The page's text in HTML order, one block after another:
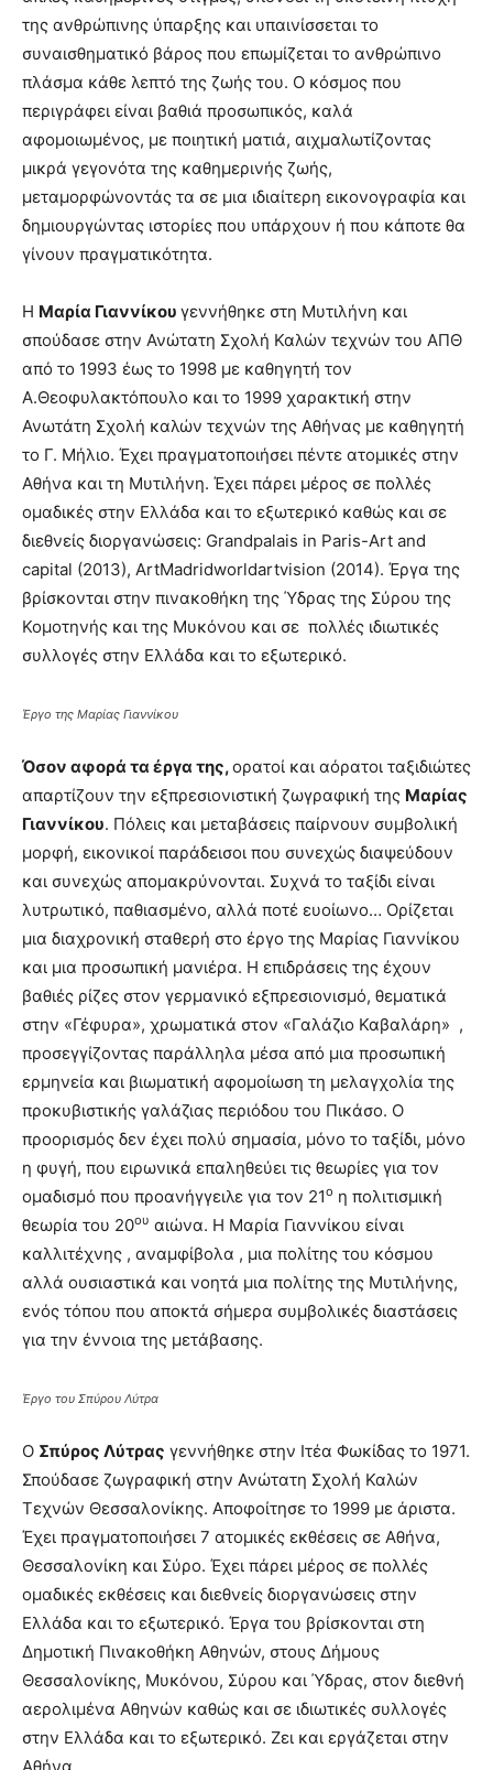
της ανθρώπινης ύπαρξης και υπαινίσσεται το
συναισθηματικό βάρος που επωμίζεται το ανθρώπινο
πλάσμα κάθε λεπτό της ζωής του. Ο κόσμος που
περιγράφει είναι βαθιά προσωπικός, καλά
αφομοιωμένος, με ποιητική ματιά, αιχμαλωτίζοντας
μικρά γεγονότα της καθημερινής ζωής,
μεταμορφώνοντάς τα σε μια ιδιαίτερη εικονογραφία και
δημιουργώντας ιστορίες που υπάρχουν ή που κάποτε θα
γίνουν πραγματικότητα.
Η Μαρία Γιαννίκου γεννήθηκε στη Μυτιλήνη και
σπούδασε στην Ανώτατη Σχολή Καλών τεχνών του ΑΠΘ
από το 1993 έως το 1998 με καθηγητή τον
Α.Θεοφυλακτόπουλο και το 1999 χαρακτική στην
Ανωτάτη Σχολή καλών τεχνών της Αθήνας με καθηγητή
το Γ. Μήλιο. Έχει πραγματοποιήσει πέντε ατομικές στην
Αθήνα και τη Μυτιλήνη. Έχει πάρει μέρος σε πολλές
ομαδικές στην Ελλάδα και το εξωτερικό καθώς και σε
διεθνείς διοργανώσεις: Grandpalais in Paris-Art and
capital (2013), ArtMadridworldartvision (2014). Έργα της
βρίσκονται στην πινακοθήκη της Ύδρας της Σύρου της
Κομοτηνής και της Μυκόνου και σε πολλές ιδιωτικές
συλλογές στην Ελλάδα και το εξωτερικό.
Έργο της Μαρίας Γιαννίκου
Όσον αφορά τα έργα της,ορατοί και αόρατοι ταξιδιώτες
απαρτίζουν την εξπρεσιονιστική ζωγραφική της Μαρίας
Γιαννίκου. Πόλεις και μεταβάσεις παίρνουν συμβολική
μορφή, εικονικοί παράδεισοι που συνεχώς διαψεύδουν
και συνεχώς απομακρύνονται. Συχνά το ταξίδι είναι
λυτρωτικό, παθιασμένο, αλλά ποτέ ευοίωνο… Ορίζεται
μια διαχρονική σταθερή στο έργο της Μαρίας Γιαννίκου
και μια προσωπική μανιέρα. Η επιδράσεις της έχουν
βαθιές ρίζες στον γερμανικό εξπρεσιονισμό, θεματικά
στην «Γέφυρα», χρωματικά στον «Γαλάζιο Καβαλάρη» ,
προσεγγίζοντας παράλληλα μέσα από μια προσωπική
ερμηνεία και βιωματική αφομοίωση τη μελαγχολία της
προκυβιστικής γαλάζιας περιόδου του Πικάσο. Ο
προορισμός δεν έχει πολύ σημασία, μόνο το ταξίδι, μόνο
η φυγή, που ειρωνικά επαληθεύει τις θεωρίες για τον
ομαδισμό που προανήγγειλε για τον 21ο η πολιτισμική
θεωρία του 20ου αιώνα. Η Μαρία Γιαννίκου είναι
καλλιτέχνης , αναμφίβολα , μια πολίτης του κόσμου
αλλά ουσιαστικά και νοητά μια πολίτης της Μυτιλήνης,
ενός τόπου που αποκτά σήμερα συμβολικές διαστάσεις
για την έννοια της μετάβασης.
Έργο του Σπύρου Λύτρα
Ο Σπύρος Λύτρας γεννήθηκε στην Ιτέα Φωκίδας το 1971.
Σπούδασε ζωγραφική στην Ανώτατη Σχολή Καλών
Τεχνών Θεσσαλονίκης. Αποφοίτησε το 1999 με άριστα.
Έχει πραγματοποιήσει 7 ατομικές εκθέσεις σε Αθήνα,
Θεσσαλονίκη και Σύρο. Έχει πάρει μέρος σε πολλές
ομαδικές εκθέσεις και διεθνείς διοργανώσεις στην
Ελλάδα και το εξωτερικό. Έργα του βρίσκονται στη
Δημοτική Πινακοθήκη Αθηνών, στους Δήμους
Θεσσαλονίκης, Μυκόνου, Σύρου και Ύδρας, στον διεθνή
αερολιμένα Αθηνών καθώς και σε ιδιωτικές συλλογές
στην Ελλάδα και το εξωτερικό. Ζει και εργάζεται στην
Αθήνα.